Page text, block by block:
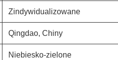
Zindywidualizowane
Qingdao, Chiny
Niebiesko-zielone